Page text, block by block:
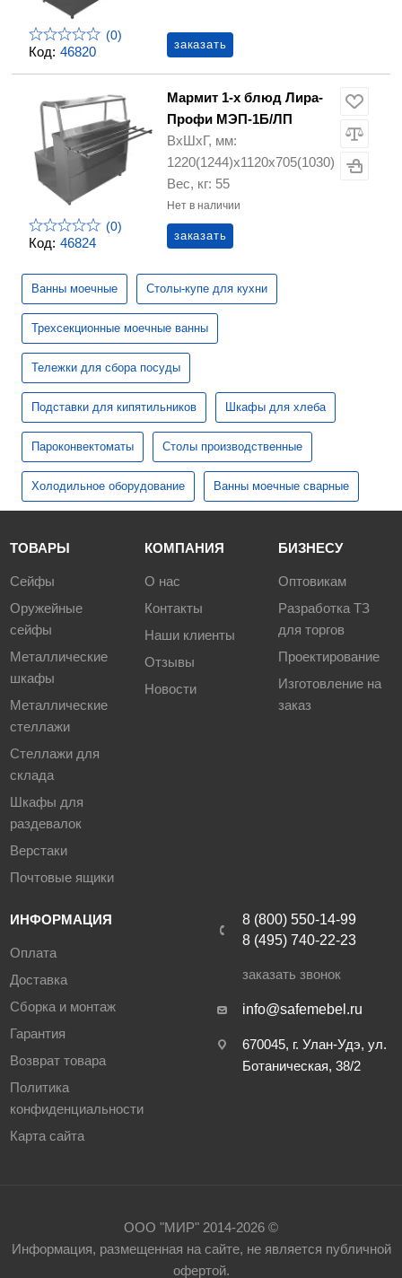
Код: 46820
(0)
заказать
Код: 46824
(0)
Мармит 1-х блюд Лира-
Профи МЭП-1Б/ЛП
ВхШхГ, мм:
1220(1244)х1120х705(1030)
Вес, кг: 55
Нет в наличии
заказать
Ванны моечные Столы-купе для кухни
Трехсекционные моечные ванны
Тележки для сбора посуды
Подставки для кипятильников Шкафы для хлеба
Пароконвектоматы Столы производственные
Холодильное оборудование Ванны моечные сварные
ТОВАРЫ
Сейфы
Оружейные
сейфы
Металлические
шкафы
Металлические
стеллажи
Стеллажи для
склада
Шкафы для
раздевалок
Верстаки
Почтовые ящики
КОМПАНИЯ
О нас
Контакты
Наши клиенты
Отзывы
Новости
БИЗНЕСУ
Оптовикам
Разработка ТЗ
для торгов
Проектирование
Изготовление на
заказ
ИНФОРМАЦИЯ
Оплата
Доставка
Сборка и монтаж
Гарантия
Возврат товара
Политика
конфиденциальности
Карта сайта
8 (800) 550-14-99
8 (495) 740-22-23
заказать звонок
info@safemebel.ru
670045, г. Улан-Удэ, ул.
Ботаническая, 38/2
ООО "МИР" 2014-2026 ©
Информация, размещенная на сайте, не является публичной
офертой.